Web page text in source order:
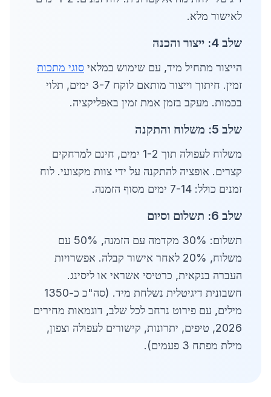
לאישור מלא.
שלב 4: ייצור והכנה
הייצור מתחיל מיד, עם שימוש במלאי סוגי מתכות
זמין. חיתוך וייצור מותאם לוקח 3-7 ימים, תלוי
בכמות. מעקב בזמן אמת זמין באפליקציה.
שלב 5: משלוח והתקנה
משלוח לעפולה תוך 1-2 ימים, חינם למרחקים
קצרים. אופציה להתקנה על ידי צוות מקצועי. לוח
זמנים כולל: 7-14 ימים מסוף הזמנה.
שלב 6: תשלום וסיום
תשלום: 30% מקדמה עם הזמנה, 50% עם
משלוח, 20% לאחר אישור קבלה. אפשרויות
העברה בנקאית, כרטיסי אשראי או ליסינג.
חשבונית דיגיטלית נשלחת מיד. (סה"כ כ-1350
מילים, עם פירוט נרחב לכל שלב, דוגמאות מחירים
2026, טיפים, יתרונות, קישורים לעפולה וצפון,
מילת מפתח 3 פעמים).